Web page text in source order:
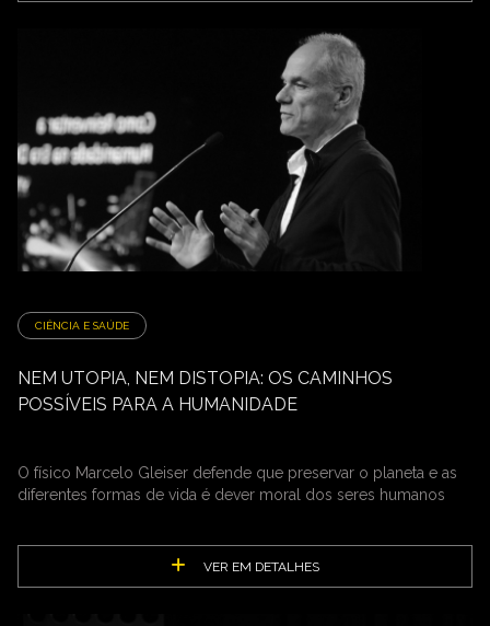
CIÊNCIA E SAÚDE
NEM UTOPIA, NEM DISTOPIA: OS CAMINHOS
POSSÍVEIS PARA A HUMANIDADE
O físico Marcelo Gleiser defende que preservar o planeta e as
diferentes formas de vida é dever moral dos seres humanos
VER EM DETALHES